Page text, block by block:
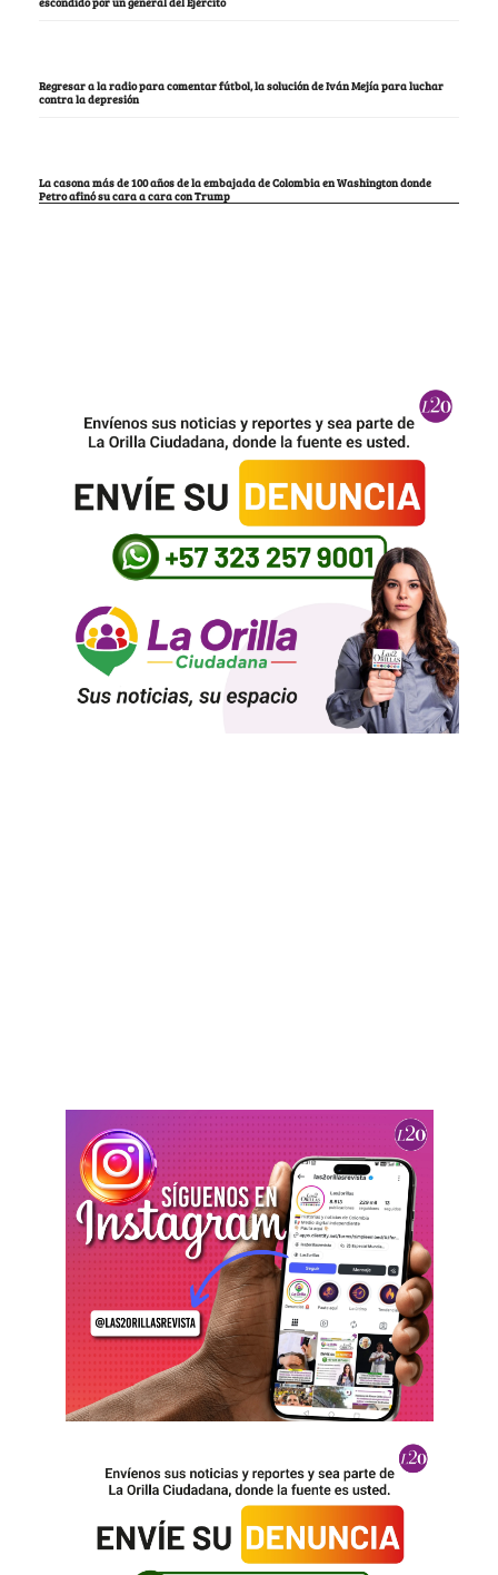
Regresar a la radio para comentar fútbol, la solución de Iván Mejía para luchar
contra la depresión
La casona más de 100 años de la embajada de Colombia en Washington donde
Petro afinó su cara a cara con Trump